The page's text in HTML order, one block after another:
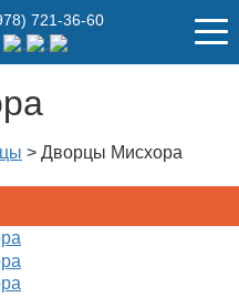
721-36-60
> Дворцы Мисхора